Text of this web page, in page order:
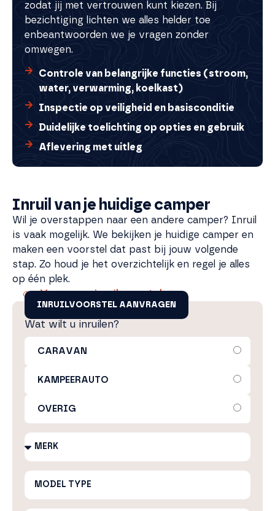
zodat jij met vertrouwen kunt kiezen. Bij
bezichtiging lichten we alles helder toe
en beantwoorden we je vragen zonder
omwegen.
Controle van belangrijke functies (stroom,
water, verwarming, koelkast)
Inspectie op veiligheid en basisconditie
Duidelijke toelichting op opties en gebruik
Aflevering met uitleg
Inruil van je huidige camper
Wil je overstappen naar een andere camper? Inruil
is vaak mogelijk. We bekijken je huidige camper en
maken een voorstel dat past bij jouw volgende
stap. Zo houd je het overzichtelijk en regel je alles
op één plek.
Vraag een inruilvoorstel aan
INRUILVOORSTEL AANVRAGEN
Wat wilt u inruilen?
CARAVAN
KAMPEERAUTO
OVERIG